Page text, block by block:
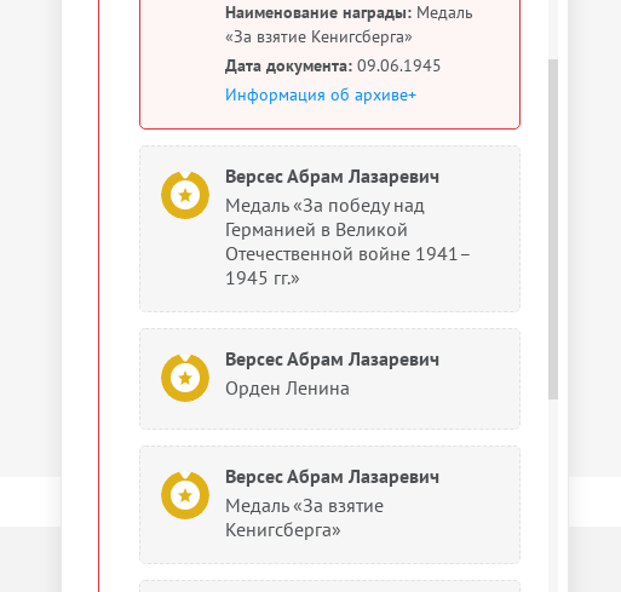
Наименование награды: Медаль
«За взятие Кенигсберга»
Дата документа: 09.06.1945
Информация об архиве+
Версес Абрам Лазаревич
Медаль «За победу над
Германией в Великой
Отечественной войне 1941–
1945 гг.»
Версес Абрам Лазаревич
Орден Ленина
Версес Абрам Лазаревич
Медаль «За взятие
Кенигсберга»